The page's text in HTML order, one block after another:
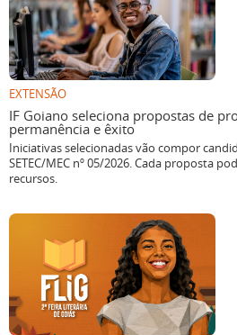
EXTENSÃO
IF Goiano seleciona propostas de
permanência e êxito
Iniciativas selecionadas vão compor
SETEC/MEC nº 05/2026. Cada proposta
recursos.